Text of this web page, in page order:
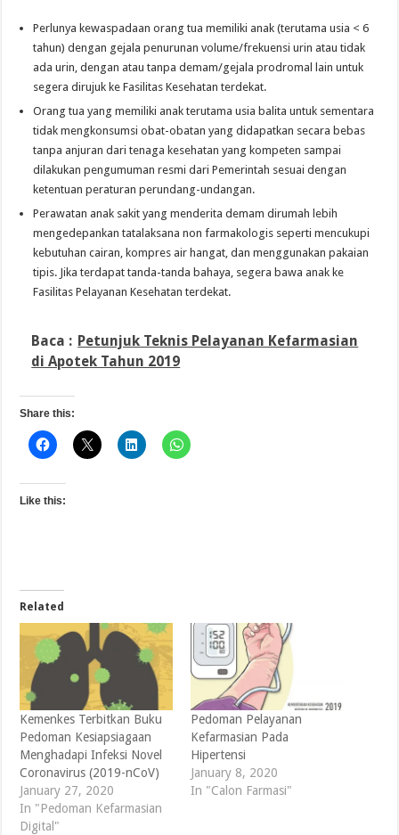
Perlunya kewaspadaan orang tua memiliki anak (terutama usia < 6
tahun) dengan gejala penurunan volume/frekuensi urin atau tidak
ada urin, dengan atau tanpa demam/gejala prodromal lain untuk
segera dirujuk ke Fasilitas Kesehatan terdekat.
Orang tua yang memiliki anak terutama usia balita untuk sementara
tidak mengkonsumsi obat-obatan yang didapatkan secara bebas
tanpa anjuran dari tenaga kesehatan yang kompeten sampai
dilakukan pengumuman resmi dari Pemerintah sesuai dengan
ketentuan peraturan perundang-undangan.
Perawatan anak sakit yang menderita demam dirumah lebih
mengedepankan tatalaksana non farmakologis seperti mencukupi
kebutuhan cairan, kompres air hangat, dan menggunakan pakaian
tipis. Jika terdapat tanda-tanda bahaya, segera bawa anak ke
Fasilitas Pelayanan Kesehatan terdekat.
Baca : Petunjuk Teknis Pelayanan Kefarmasian
di Apotek Tahun 2019
Share this:
Like this:
Related
Kemenkes Terbitkan Buku
Pedoman Kesiapsiagaan
Menghadapi Infeksi Novel
Coronavirus (2019-nCoV)
January 27, 2020
In "Pedoman Kefarmasian
Digital"
Pedoman Pelayanan
Kefarmasian Pada
Hipertensi
January 8, 2020
In "Calon Farmasi"